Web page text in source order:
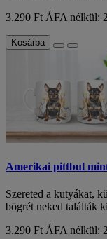
3.290 Ft ÁFA nélkül:
Kosárba
Amerikai pittbul
Szereted a kutyákat,
bögrét neked találták
3.290 FtÁFA nélkül: